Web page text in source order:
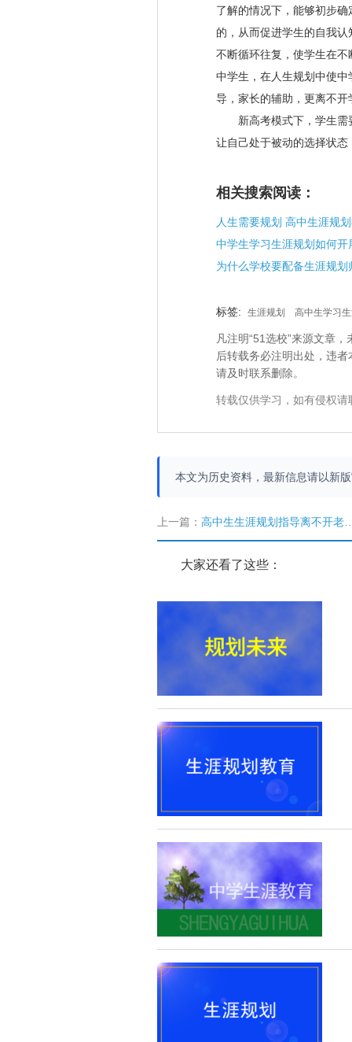
了解的情况下，能够初步
的，从而促进学生的自我
不断循环往复，使学生在
中学生，在人生规划中使
导，家长的辅助，更离不开
新高考模式下，学生需
让自己处于被动的选择状
相关搜索阅读：
中学生学习生涯规划如何开
为什么学校要配备生涯规划
标签: 生涯规划 高中生学习
凡注明“51选校”来源文章
后转载务必注明出处，违
请及时联系删除。
转载仅供学习，如有侵权
本文为历史资料，最新信息请以新
上一篇： 高中生生涯规划指导离不开老师的主导
大家还看了这些：